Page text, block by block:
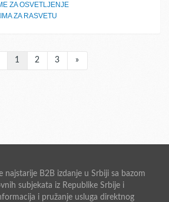
ZA OSVETLJENJE
ZA RASVETU
1 2 3 »
najstarije B2B izdanje u Srbiji sa bazom
subjekata iz Republike Srbije i
i pružanje usluga direktnog